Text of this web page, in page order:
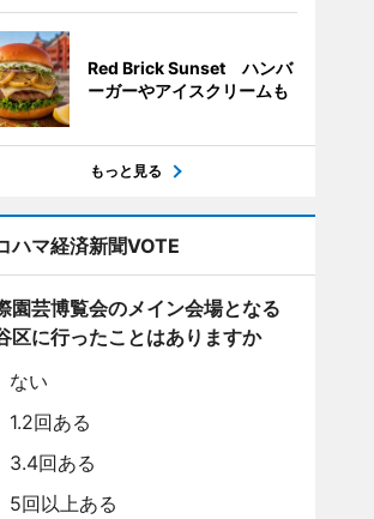
Red Brick Sunset ハンバ
ーガーやアイスクリームも
もっと見る
ハマ経済新聞VOTE
園芸博覧会のメイン会場となる
区に行ったことはありますか
ない
1.2回ある
3.4回ある
5回以上ある